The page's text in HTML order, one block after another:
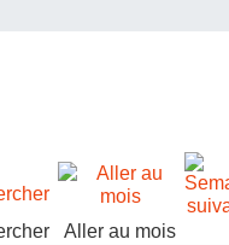
Aller au mois